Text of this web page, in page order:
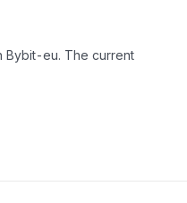
Bybit-eu. The current